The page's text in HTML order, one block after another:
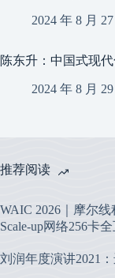
2024 年 8 月 27
陈东升：中国式现
2024 年 8 月 29
推荐阅读
WAIC 2026｜摩尔
Scale-up网络256卡
刘润年度演讲2021